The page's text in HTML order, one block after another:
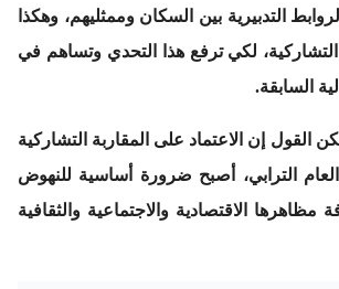
التدبيرية بين السكان وممثليهم، وهكذا
لكي ترفع هذا التحدي وتساهم في
السابقة.
القول إن الاعتماد على المقاربة التشاركية
الترابي، أصبح ضرورة أساسية للنهوض
مظاهرها الاقتصادية والاجتماعية والثقافية